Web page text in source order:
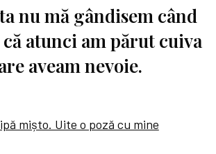
nu mă gândisem când
atunci am părut cuiva
aveam nevoie.
mișto. Uite o poză cu mine